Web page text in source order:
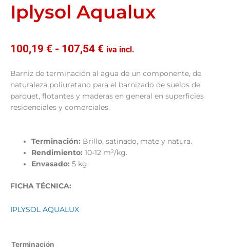
Iplysol Aqualux
100,19 € - 107,54 €Rango
precios:
desde
100,19 €
hasta
iva incl.
Barniz de terminación al agua de un componente, de
naturaleza poliuretano para el barnizado de suelos de
parquet, flotantes y maderas en general en superficies
residenciales y comerciales.
Terminación: Brillo, satinado, mate y natura.
Rendimiento: 10-12 m²/kg.
Envasado: 5 kg.
FICHA TÉCNICA:
IPLYSOL AQUALUX
Terminación
Iplysol